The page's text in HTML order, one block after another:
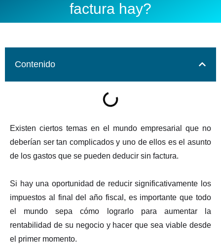
factura hay?
Contenido
Existen ciertos temas en el mundo empresarial que no
deberían ser tan complicados y uno de ellos es el asunto
de los gastos que se pueden deducir sin factura.
Si hay una oportunidad de reducir significativamente los
impuestos al final del año fiscal, es importante que todo
el mundo sepa cómo lograrlo para aumentar la
rentabilidad de su negocio y hacer que sea viable desde
el primer momento.